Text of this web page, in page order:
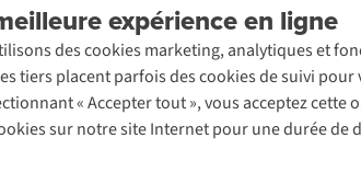
expérience en ligne
des cookies marketing, analytiques et
tiers placent parfois des cookies de suivi
« Accepter tout », vous acceptez
sur notre site Internet pour une durée